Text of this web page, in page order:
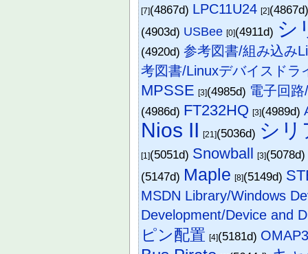
[7](4867d) LPC11U24 [2]
(4903d) USBee [0](4911d) シ
(4920d)参考図書/組み込み
考図書/Linuxデバイスドラ
MPSSE [3](4985d) 電子回
(4986d) FT232HQ [3](4989d)
Nios II [21](5036d) シ
[1](5051d) Snowball [3]
(5147d) Maple [8](5149d)
MSDN Library/Windows
Development/Device and
ピン配置 [4](5181d)